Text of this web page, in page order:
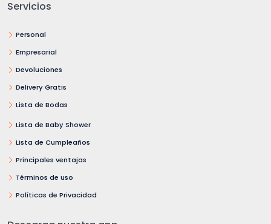
Servicios
Personal
Empresarial
Devoluciones
Delivery Gratis
Lista de Bodas
Lista de Baby Shower
Lista de Cumpleaños
Principales ventajas
Términos de uso
Políticas de Privacidad